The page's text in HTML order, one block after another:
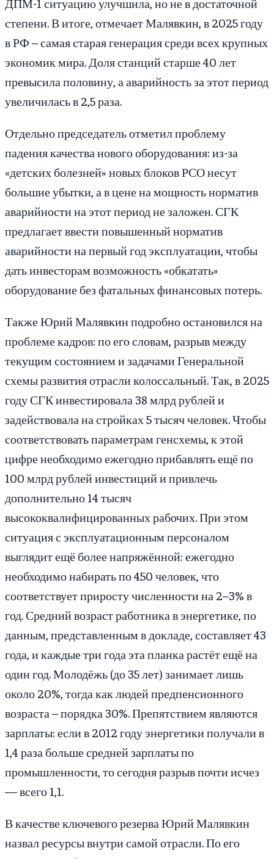
степени. В итоге, отмечает Малявкин, в 2025 году
в РФ – самая старая генерация среди всех крупных
экономик мира. Доля станций старше 40 лет
превысила половину, а аварийность за этот период
увеличилась в 2,5 раза.
Отдельно председатель отметил проблему
падения качества нового оборудования: из-за
«детских болезней» новых блоков РСО несут
большие убытки, а в цене на мощность норматив
аварийности на этот период не заложен. СГК
предлагает ввести повышенный норматив
аварийности на первый год эксплуатации, чтобы
дать инвесторам возможность «обкатать»
оборудование без фатальных финансовых потерь.
Также Юрий Малявкин подробно остановился на
проблеме кадров: по его словам, разрыв между
текущим состоянием и задачами Генеральной
схемы развития отрасли колоссальный. Так, в 2025
году СГК инвестировала 38 млрд рублей и
задействовала на стройках 5 тысяч человек. Чтобы
соответствовать параметрам генсхемы, к этой
цифре необходимо ежегодно прибавлять ещё по
100 млрд рублей инвестиций и привлечь
дополнительно 14 тысяч
высококвалифицированных рабочих. При этом
ситуация с эксплуатационным персоналом
выглядит ещё более напряжённой: ежегодно
необходимо набирать по 450 человек, что
соответствует приросту численности на 2–3% в
год. Средний возраст работника в энергетике, по
данным, представленным в докладе, составляет 43
года, и каждые три года эта планка растёт ещё на
один год. Молодёжь (до 35 лет) занимает лишь
около 20%, тогда как людей предпенсионного
возраста – порядка 30%. Препятствием являются
зарплаты: если в 2012 году энергетики получали в
1,4 раза больше средней зарплаты по
промышленности, то сегодня разрыв почти исчез
— всего 1,1.
В качестве ключевого резерва Юрий Малявкин
назвал ресурсы внутри самой отрасли. По его